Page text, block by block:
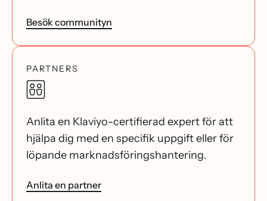
Besök communityn
PARTNERS
Anlita en Klaviyo-certifierad expert för att
hjälpa dig med en specifik uppgift eller för
löpande marknadsföringshantering.
Anlita en partner